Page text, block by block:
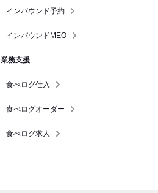
インバウンド予約
インバウンドMEO
業務支援
食べログ仕入
食べログオーダー
食べログ求人